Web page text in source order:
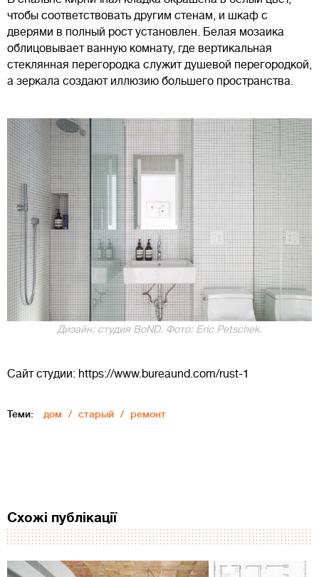
чтобы соответствовать другим стенам, и шкаф с
дверями в полный рост установлен. Белая мозаика
облицовывает ванную комнату, где вертикальная
стеклянная перегородка служит душевой перегородкой,
а зеркала создают иллюзию большего пространства.
Дизайн: студия BoND. Фото: Eric Petschek.
Сайт студии: https://www.bureaund.com/rust-1
Теми: дом старый ремонт
Схожі публікації